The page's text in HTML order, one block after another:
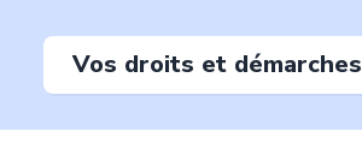
Vos droits et démarches